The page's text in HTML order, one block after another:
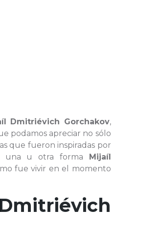
Dmitriévich Gorchakov,
podamos apreciar no sólo
que fueron inspiradas por
una u otra forma Mijaíl
fue vivir en el momento